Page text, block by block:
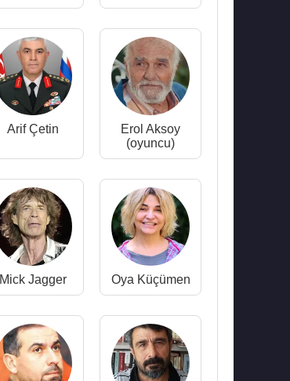
Arif Çetin
Erol Aksoy
(oyuncu)
Mick Jagger Oya Küçümen